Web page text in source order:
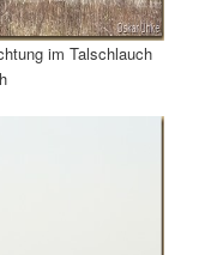
im Talschlauch